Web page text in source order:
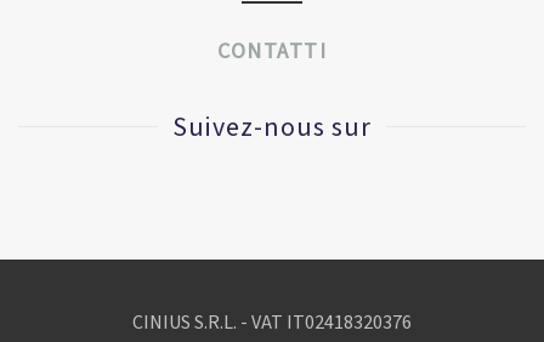
CONTATTI
Suivez-nous sur
CINIUS S.R.L. - VAT IT02418320376